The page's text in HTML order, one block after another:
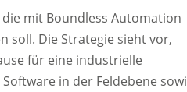
mit Boundless Automation
soll. Die Strategie sieht vor,
für eine industrielle
in der Feldebene